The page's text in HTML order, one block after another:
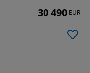
30 490 EUR